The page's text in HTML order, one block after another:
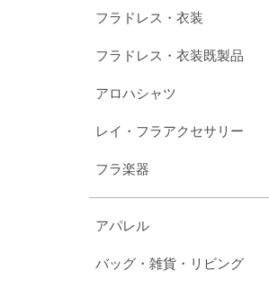
フラドレス・衣装
フラドレス・衣装既製品
アロハシャツ
レイ・フラアクセサリー
フラ楽器
アパレル
バッグ・雑貨・リビング